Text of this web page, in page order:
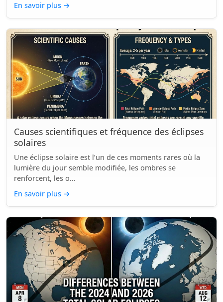
En savoir plus →
Causes scientifiques et fréquence des éclipses
solaires
Une éclipse solaire est l’un de ces moments rares où la
lumière du jour semble modifiée, les ombres se
renforcent, les o...
En savoir plus →